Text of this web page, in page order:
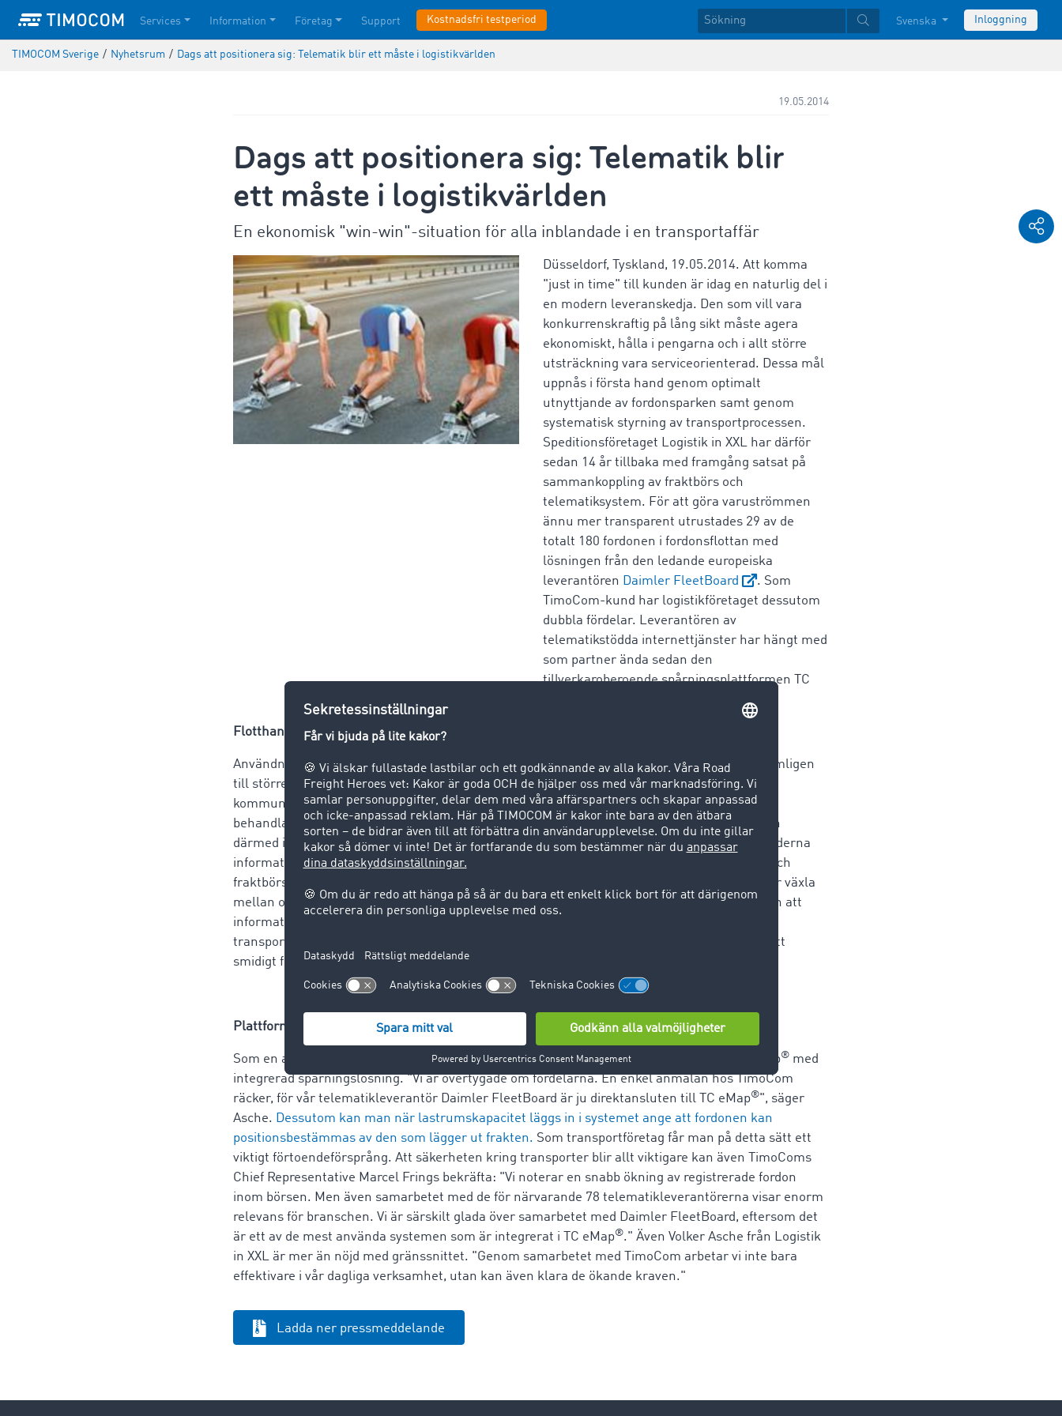
Services Information Företag Support Kostnadsfri testperiod Svenska Inloggning
TIMOCOM Sverige / Nyhetsrum / Dags att positionera sig: Telematik blir ett måste i logistikvärlden
19.05.2014
Dags att positionera sig: Telematik blir
ett måste i logistikvärlden
En ekonomisk "win-win"-situation för alla inblandade i en transportaffär
Düsseldorf, Tyskland, 19.05.2014. Att komma
"just in time" till kunden är idag en naturlig del i
en modern leveranskedja. Den som vill vara
konkurrenskraftig på lång sikt måste agera
ekonomiskt, hålla i pengarna och i allt större
utsträckning vara serviceorienterad. Dessa mål
uppnås i första hand genom optimalt
utnyttjande av fordonsparken samt genom
systematisk styrning av transportprocessen.
Speditionsföretaget Logistik in XXL har därför
sedan 14 år tillbaka med framgång satsat på
sammankoppling av fraktbörs och
telematiksystem. För att göra varuströmmen
ännu mer transparent utrustades 29 av de
totalt 180 fordonen i fordonsflottan med
lösningen från den ledande europeiska
leverantören Daimler FleetBoard
. Som
TimoCom-kund har logistikföretaget dessutom
dubbla fördelar. Leverantören av
telematikstödda internettjänster har hängt med
som partner ända sedan den
tillverkaroberoende spårningsplattformen TC
Flotthantering: Innovation möter kommunikation
Användningen av telematik inom logistiken ökar just nu kraftigt. Moderna verktyg bidrar nämligen
till större lönsamhet genom att man sparar in på kostnader för förbrukning, vilotider och
kommunikation. Volker Asche, VD på Logistik in XXL, såg denna potential redan år 2000 och
behandlar sedan dess all info från sina lastbilar med hjälp av GPS-system. "Vår personal kan
därmed i realtid fastställa var en vara finns, planera rutter på optimalt sätt och alltid ge kunderna
information om var lasten befinner sig. Genom sammankopplingen av Daimler FleetBoard och
fraktbörsen från TimoCom visas hela vår fordonsflotta på en enda bildskärm och man slipper växla
mellan olika telematiksystem. Dessutom slipper man långa telefonsamtal med förarna, utan att
informationsflödet begränsas", säger logistikchefen Asche. Med denna totallösning ger
transportföretaget med 350 anställda inte bara ett optimalt fordonsutnyttjande, utan även ett
smidigt förlopp för alla tjänster vid körningar i hela Europa.
Plattform ger överblick med system
Som en av de första pilotkunderna har Logistik in XXL hjälpt till i utvecklingfasen av TC eMap® med
integrerad spårningslösning. "Vi är övertygade om fördelarna. En enkel anmälan hos TimoCom
räcker, för vår telematikleverantör Daimler FleetBoard är ju direktansluten till TC eMap®", säger
Asche. Dessutom kan man när lastrumskapacitet läggs in i systemet ange att fordonen kan
positionsbestämmas av den som lägger ut frakten. Som transportföretag får man på detta sätt ett
viktigt förtoendeförsprång. Att säkerheten kring transporter blir allt viktigare kan även TimoComs
Chief Representative Marcel Frings bekräfta: "Vi noterar en snabb ökning av registrerade fordon
inom börsen. Men även samarbetet med de för närvarande 78 telematikleverantörerna visar enorm
relevans för branschen. Vi är särskilt glada över samarbetet med Daimler FleetBoard, eftersom det
är ett av de mest använda systemen som är integrerat i TC eMap®." Även Volker Asche från Logistik
in XXL är mer än nöjd med gränssnittet. "Genom samarbetet med TimoCom arbetar vi inte bara
effektivare i vår dagliga verksamhet, utan kan även klara de ökande kraven."
Ladda ner pressmeddelande